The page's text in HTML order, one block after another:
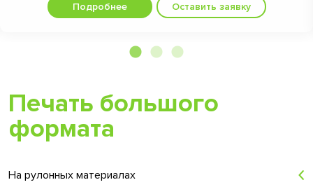
Подробнее Оставить заявку
Печать большого
формата
На рулонных материалах